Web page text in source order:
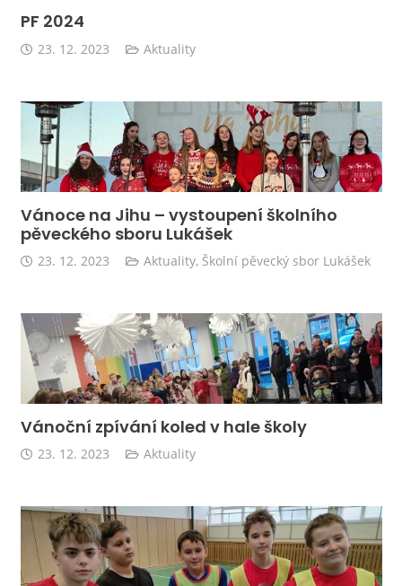
PF 2024
23. 12. 2023 Aktuality
Vánoce na Jihu – vystoupení školního
pěveckého sboru Lukášek
23. 12. 2023 Aktuality, Školní pěvecký sbor Lukášek
Vánoční zpívání koled v hale školy
23. 12. 2023 Aktuality